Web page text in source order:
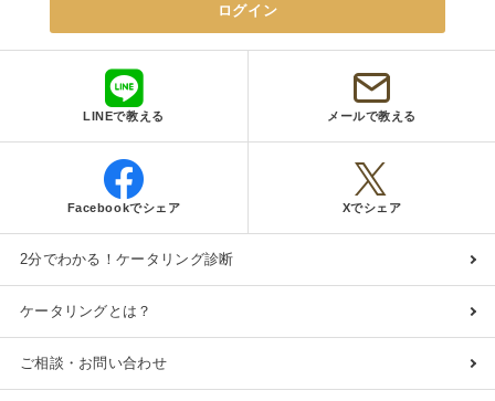
ログイン
LINEで教える メールで教える
Facebookでシェア Xでシェア
2分でわかる！ケータリング診断
ケータリングとは？
ご相談・お問い合わせ